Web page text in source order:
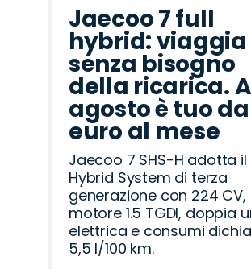
Jaecoo 7 full
hybrid: viaggia
senza bisogno
della ricarica.
agosto è tuo da
euro al mese
Jaecoo 7 SHS-H adotta il
Hybrid System di terza
generazione con 224 CV,
motore 1.5 TGDI, doppia
elettrica e consumi
5,5 l/100 km.